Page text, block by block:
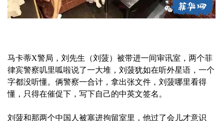
马卡蒂X警局，刘先生（刘菠）被带进一间审讯室，两个菲
律宾警察叽里呱啦说了一大堆，刘菠犹如在听外星语，一个
字都没听懂。俩警察一合计，拿出张文件，刘菠哪里看得
懂，只得在催促下，写下自己的中英文签名。
刘菠和那两个中国人被塞进拘留室里，他过了会儿才意识